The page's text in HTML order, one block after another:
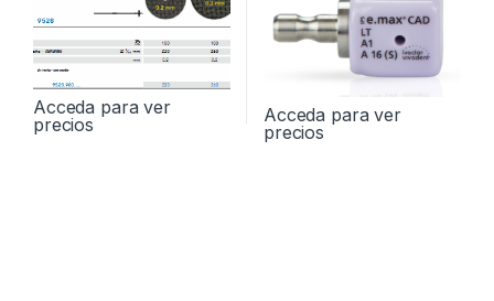
Acceda para ver
precios
Acceda para ver
precios